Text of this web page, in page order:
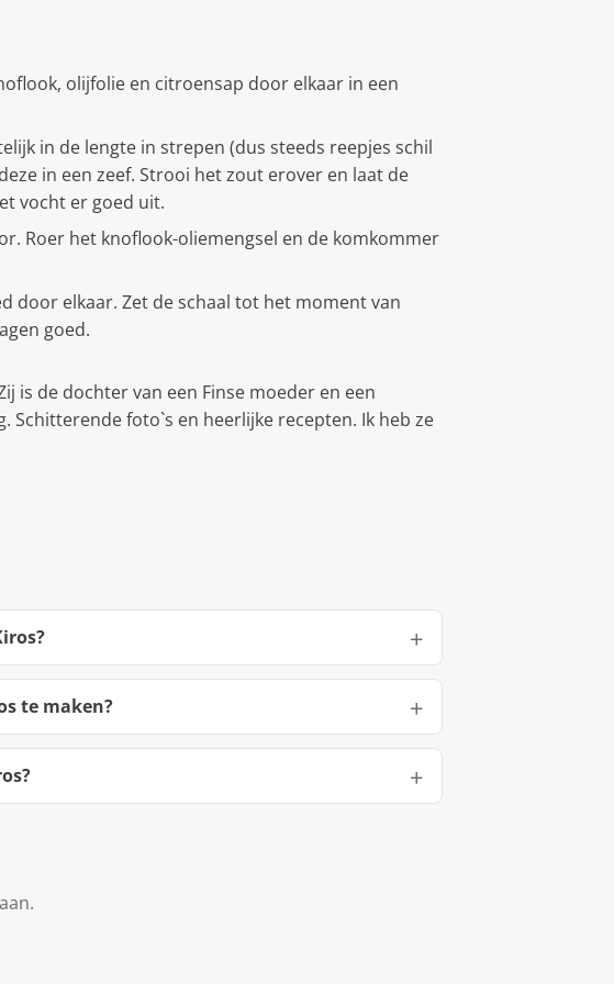
olijfolie en citroensap door elkaar in een
in de lengte in strepen (dus steeds reepjes schil
in een zeef. Strooi het zout erover en laat de
vocht er goed uit.
Roer het knoflook-oliemengsel en de komkommer
door elkaar. Zet de schaal tot het moment van
goed.
is de dochter van een Finse moeder en een
Schitterende foto`s en heerlijke recepten. Ik heb ze
te maken?